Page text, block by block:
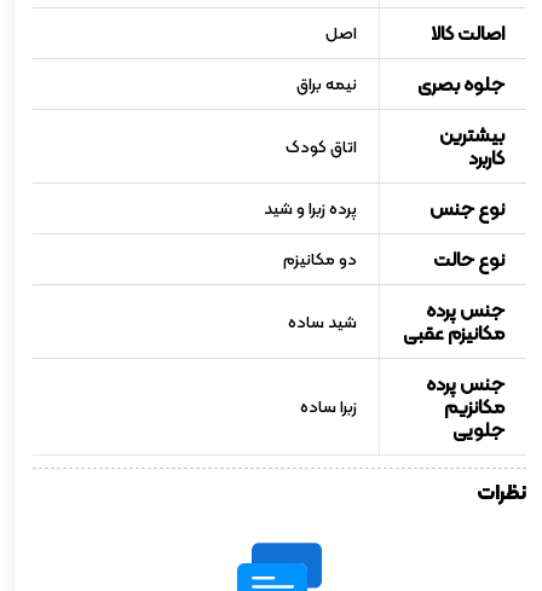
اصالت کالا اصل
جلوه بصری نیمه براق
بیشترین
کاربرد اتاق کودک
نوع جنس پرده زبرا و شید
نوع حالت دو مکانیزم
جنس پرده
مکانیزم عقبی شید ساده
جنس پرده
مکانزیم
جلویی
زبرا ساده
نظرات